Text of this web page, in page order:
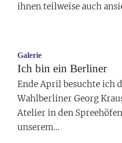
ihnen teilweise auch
Galerie
Ich bin ein Berliner
Ende April besuchte ich
Wahlberliner Georg
Atelier in den
unserem...